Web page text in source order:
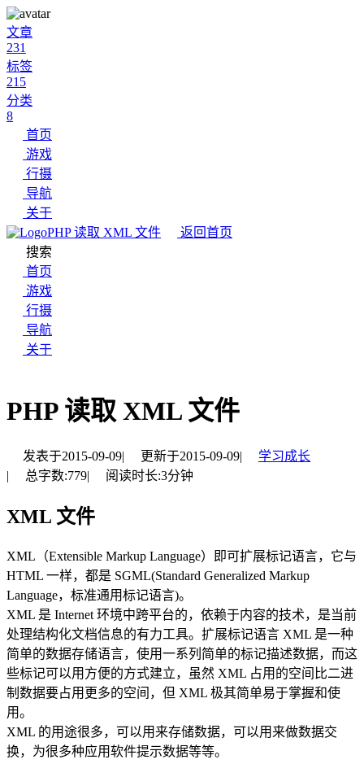
文章
231
标签
215
分类
8
首页
游戏
行摄
导航
关于
PHP 读取 XML 文件
返回首页
搜索
首页
游戏
行摄
导航
关于
PHP 读取 XML 文件
发表于2015-09-09| 更新于2015-09-09|
学习成长
|
总字数:779| 阅读时长:3分钟
XML 文件
XML（Extensible Markup Language）即可扩展标记语言，它与
HTML 一样，都是 SGML(Standard Generalized Markup
Language，标准通用标记语言)。
XML 是 Internet 环境中跨平台的，依赖于内容的技术，是当前
处理结构化文档信息的有力工具。扩展标记语言 XML 是一种
简单的数据存储语言，使用一系列简单的标记描述数据，而这
些标记可以用方便的方式建立，虽然 XML 占用的空间比二进
制数据要占用更多的空间，但 XML 极其简单易于掌握和使
用。
XML 的用途很多，可以用来存储数据，可以用来做数据交
换，为很多种应用软件提示数据等等。